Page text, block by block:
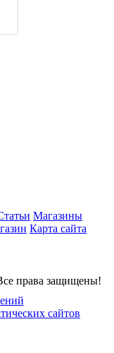
Магазины
Карта сайта
права защищены!